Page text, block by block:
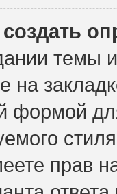
темы
на
формой
прав